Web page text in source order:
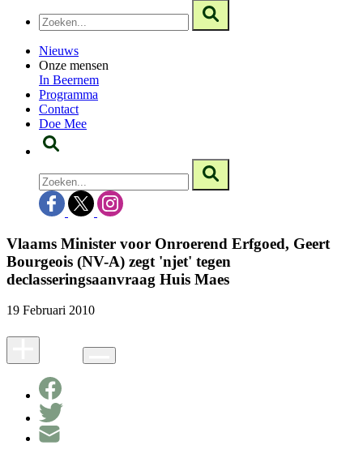
Nieuws
Onze mensen
In Beernem
Programma
Contact
Doe Mee
Vlaams Minister voor Onroerend Erfgoed, Geert
Bourgeois (NV-A) zegt 'njet' tegen
declasseringsaanvraag Huis Maes
19 Februari 2010